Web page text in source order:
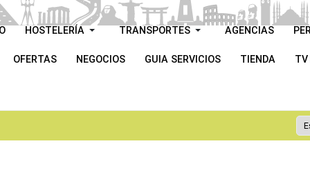
HOSTELERÍA TRANSPORTES AGENCIAS
OFERTAS NEGOCIOS GUIA SERVICIOS TIENDA TV